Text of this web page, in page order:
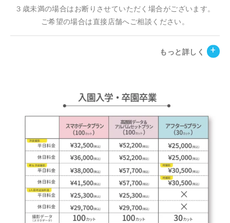
３歳未満の場合はお断りさせていただく場合がございます。
ご希望の場合は直接店舗へご相談ください。
もっと詳しく